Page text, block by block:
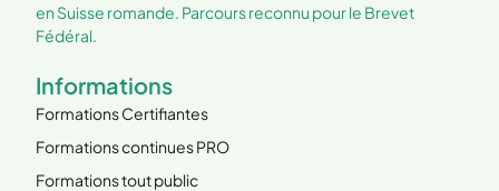
en Suisse romande. Parcours reconnu pour le Brevet
Fédéral.
Informations
Formations Certifiantes
Formations continues PRO
Formations tout public